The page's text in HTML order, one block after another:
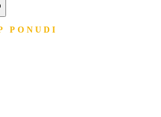
PONUDI